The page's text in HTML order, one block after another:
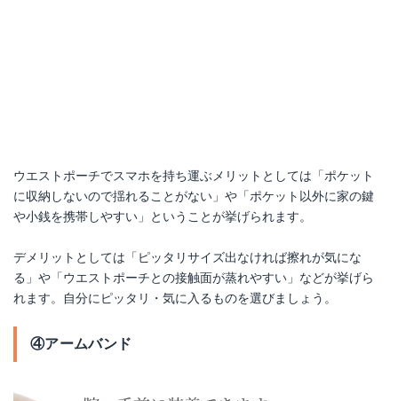
ウエストポーチでスマホを持ち運ぶメリットとしては「ポケット
に収納しないので揺れることがない」や「ポケット以外に家の鍵
や小銭を携帯しやすい」ということが挙げられます。
デメリットとしては「ピッタリサイズ出なければ擦れが気にな
る」や「ウエストポーチとの接触面が蒸れやすい」などが挙げら
れます。自分にピッタリ・気に入るものを選びましょう。
④アームバンド